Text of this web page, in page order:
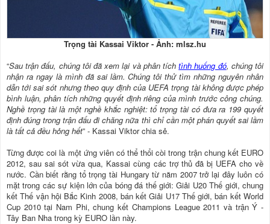
Trọng tài Kassai Viktor - Ảnh: mlsz.hu
“Sau trận đấu, chúng tôi đã xem lại và phân tíchtình huống đó, chúng tôi
nhận ra ngay là mình đã sai lầm. Chúng tôi thử tìm những nguyên nhân
dẫn tới sai sót nhưng theo quy định của UEFA trọng tài không được phép
bình luận, phân tích những quyết định riêng của mình trước công chúng.
Nghề trọng tài là một nghề khắc nghiệt: tổ trọng tài có đưa ra 199 quyết
định đúng trong trận đấu đi chăng nữa thì chỉ cần một phán quyết sai lầm
là tất cả đều hỏng hết” - Kassai Viktor chia sẻ.
Từng được coi là một ứng viên có thể thổi còi trong trận chung kết EURO
2012, sau sai sót vừa qua, Kassai cùng các trợ thủ đã bị UEFA cho về
nước. Cần biết rằng tổ trọng tài Hungary từ năm 2007 trở lại đây luôn có
mặt trong các sự kiện lớn của bóng đá thế giới: Giải U20 Thế giới, chung
kết Thế vận hội Bắc Kinh 2008, bán kết Giải U17 Thế giới, bán kết World
Cup 2010 tại Nam Phi, chung kết Champions League 2011 và trận Ý -
Tây Ban Nha trong kỳ EURO lần này.